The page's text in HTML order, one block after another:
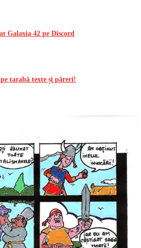
Galaxia 42 pe Discord
tarabă texte și păreri!